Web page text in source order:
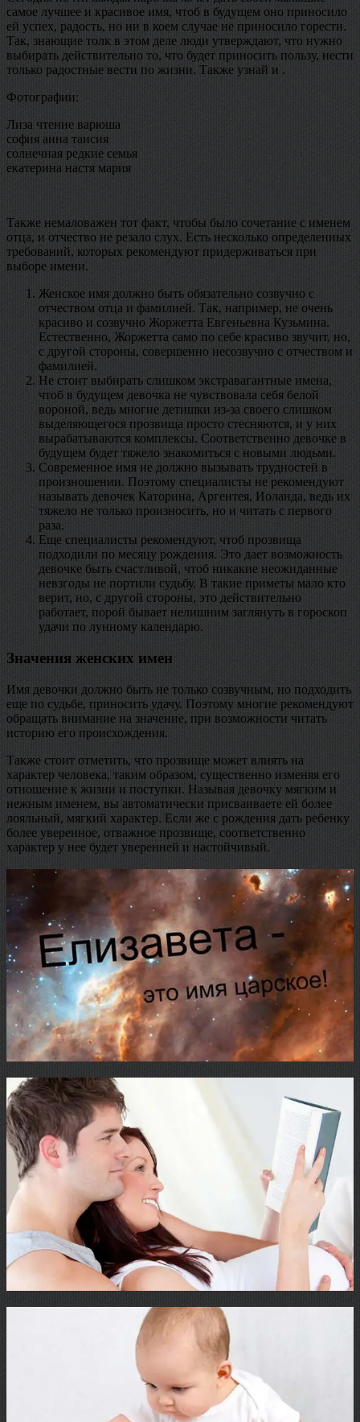
самое лучшее и красивое имя, чтоб в будущем оно приносило
ей успех, радость, но ни в коем случае не приносило горести.
Так, знающие толк в этом деле люди утверждают, что нужно
выбирать действительно то, что будет приносить пользу, нести
только радостные вести по жизни. Также узнай и .
Фотографии:
Лиза чтение варюша
софия анна таисия
солнечная редкие семья
екатерина настя мария
Также немаловажен тот факт, чтобы было сочетание с именем
отца, и отчество не резало слух. Есть несколько определенных
требований, которых рекомендуют придерживаться при
выборе имени.
Женское имя должно быть обязательно созвучно с
отчеством отца и фамилией. Так, например, не очень
красиво и созвучно Жоржетта Евгеньевна Кузьмина.
Естественно, Жоржетта само по себе красиво звучит, но,
с другой стороны, совершенно несозвучно с отчеством и
фамилией.
Не стоит выбирать слишком экстравагантные имена,
чтоб в будущем девочка не чувствовала себя белой
вороной, ведь многие детишки из-за своего слишком
выделяющегося прозвища просто стесняются, и у них
вырабатываются комплексы. Соответственно девочке в
будущем будет тяжело знакомиться с новыми людьми.
Современное имя не должно вызывать трудностей в
произношении. Поэтому специалисты не рекомендуют
называть девочек Каторина, Аргентея, Иоланда, ведь их
тяжело не только произносить, но и читать с первого
раза.
Еще специалисты рекомендуют, чтоб прозвища
подходили по месяцу рождения. Это дает возможность
девочке быть счастливой, чтоб никакие неожиданные
невзгоды не портили судьбу. В такие приметы мало кто
верит, но, с другой стороны, это действительно
работает, порой бывает нелишним заглянуть в гороскоп
удачи по лунному календарю.
Значения женских имен
Имя девочки должно быть не только созвучным, но подходить
еще по судьбе, приносить удачу. Поэтому многие рекомендуют
обращать внимание на значение, при возможности читать
историю его происхождения.
Также стоит отметить, что прозвище может влиять на
характер человека, таким образом, существенно изменяя его
отношение к жизни и поступки. Называя девочку мягким и
нежным именем, вы автоматически присваиваете ей более
лояльный, мягкий характер. Если же с рождения дать ребенку
более уверенное, отважное прозвище, соответственно
характер у нее будет уверенней и настойчивый.